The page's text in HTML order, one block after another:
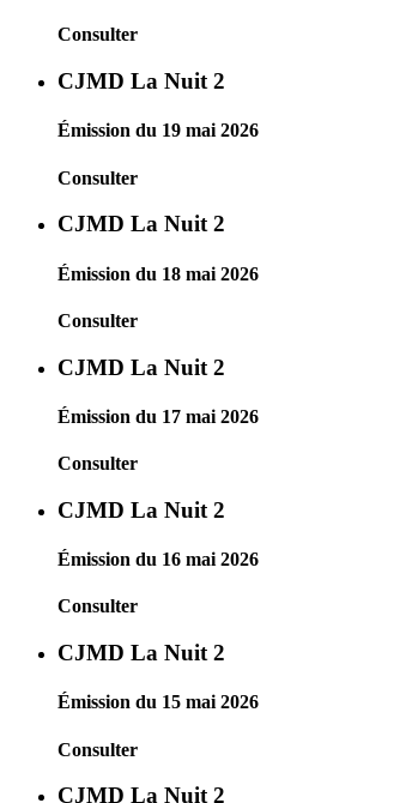
Consulter
CJMD La Nuit 2
Émission du 19 mai 2026
Consulter
CJMD La Nuit 2
Émission du 18 mai 2026
Consulter
CJMD La Nuit 2
Émission du 17 mai 2026
Consulter
CJMD La Nuit 2
Émission du 16 mai 2026
Consulter
CJMD La Nuit 2
Émission du 15 mai 2026
Consulter
CJMD La Nuit 2